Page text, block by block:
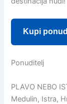
Kupi
Ponuditelj
PLAVO NEBO
Medulin, Istra,